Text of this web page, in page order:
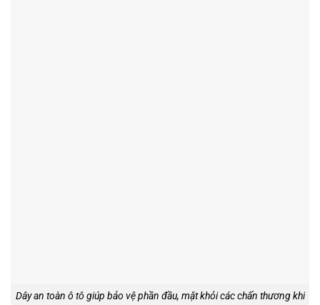
Dây an toàn ô tô giúp bảo vệ phần đầu, mặt khỏi các chấn thương khi